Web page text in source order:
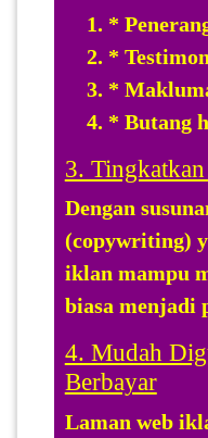
*
*
*
* Butang
3.
Dengan
(copywriting)
iklan mampu
biasa menjadi
4. Mudah
Berbayar
Laman web